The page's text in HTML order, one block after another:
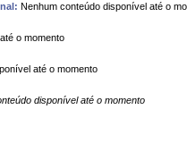
Nenhum conteúdo disponível até o
o momento
até o momento
disponível até o momento